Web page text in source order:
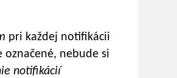
pri každej notifikácii
nebude si
notifikácií